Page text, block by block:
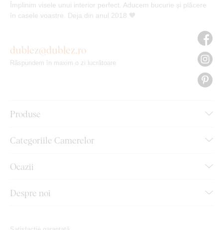
Împlinim visele unui interior perfect. Aducem bucurie și plăcere
în casele voastre. Deja din anul 2018 🧡
Produse
Categoriile Camerelor
Ocazii
Despre noi
dublez@dublez.ro
Răspundem în maxim o zi lucrătoare